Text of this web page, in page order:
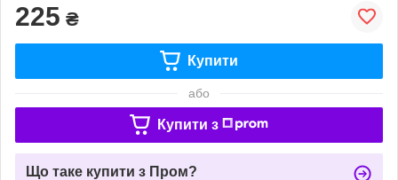
225 ₴
Купити
або
Купити з
Що таке купити з Пром?